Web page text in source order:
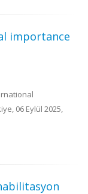
importance
06 Eylül 2025,